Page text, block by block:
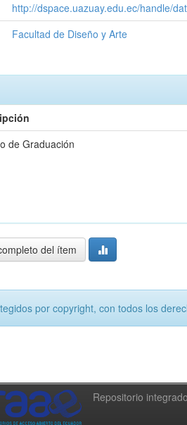
http://dspace.uazuay.edu.ec/handle/
Facultad de Diseño y Arte
de Graduación
del ítem
por copyright, con todos los
Repositorio